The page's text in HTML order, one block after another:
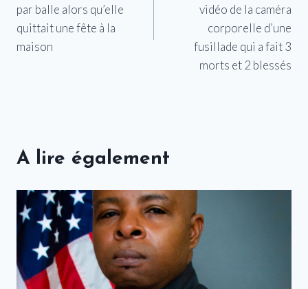
l’article
par balle alors qu’elle
quittait une fête à la
maison
vidéo de la caméra
corporelle d’une
fusillade qui a fait 3
morts et 2 blessés
A lire également